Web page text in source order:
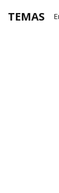
TEMAS